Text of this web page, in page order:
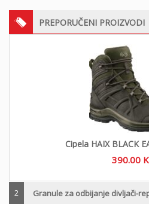
PREPORUČENI PROIZVODI
Cipela HAIX BLACK
390.00
2 Granule za odbijanje divljači-